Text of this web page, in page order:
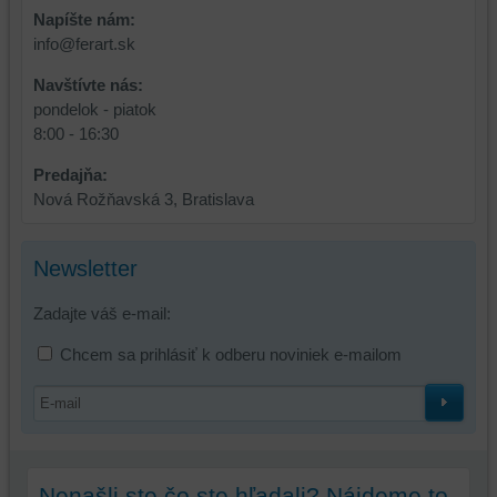
Napíšte nám:
info@ferart.sk
Navštívte nás:
pondelok - piatok
8:00 - 16:30
Predajňa:
Nová Rožňavská 3, Bratislava
Newsletter
Zadajte váš e-mail:
Chcem sa prihlásiť k odberu noviniek e-mailom
dosiahnutie
základnej
funkčnosti
platformy,
zážitku
prehliadania
a
ktoré
zlepšujú
váš
zážitok
z
ukladať
niektoré
preferencií
toho,
aby
mali
bez